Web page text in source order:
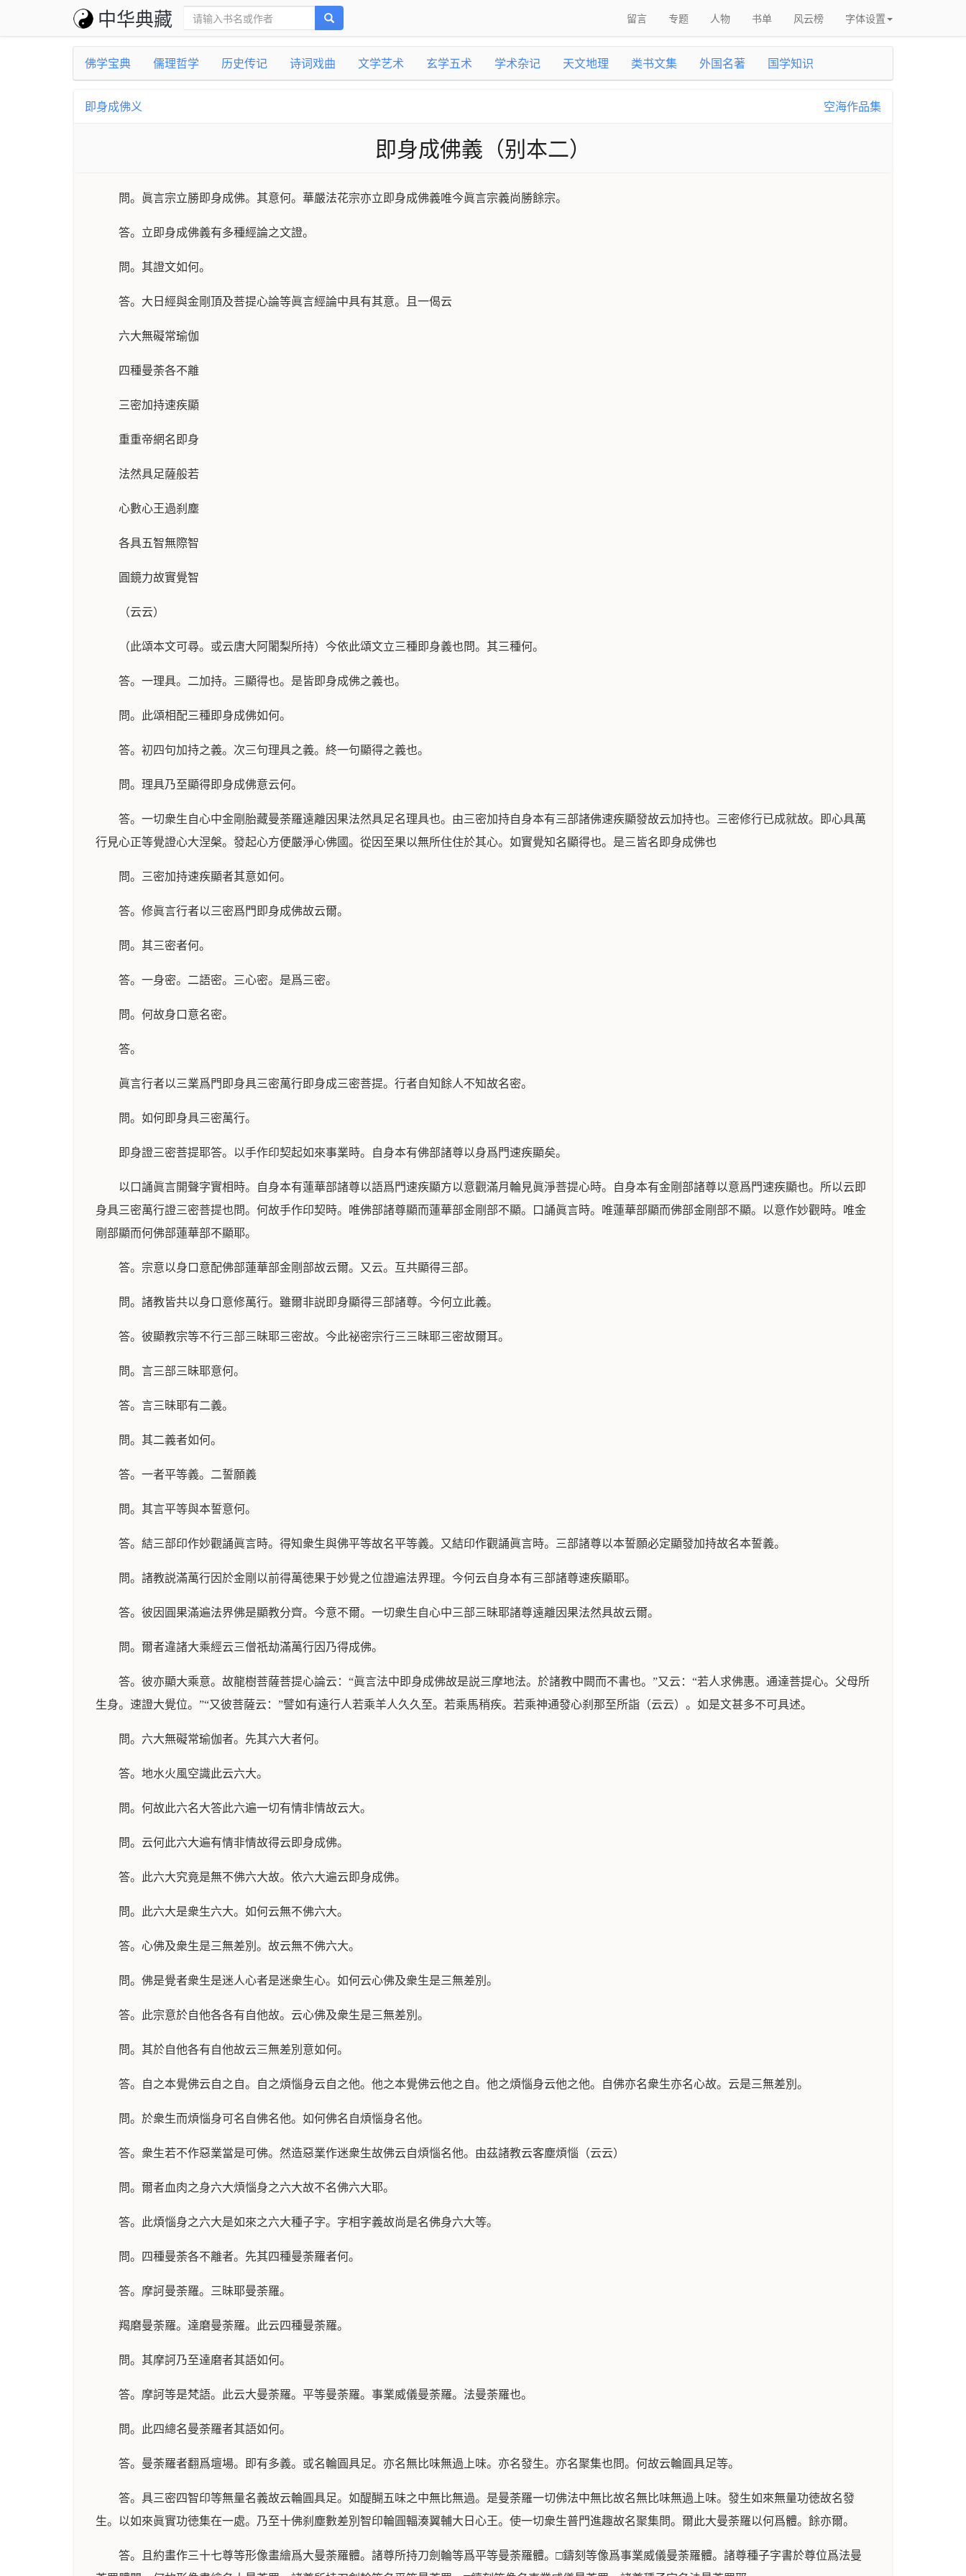
中华典藏 留言 专题 人物 书单 风云榜 字体设置
佛学宝典 儒理哲学 历史传记 诗词戏曲 文学艺术 玄学五术 学术杂记 天文地理 类书文集 外国名著 国学知识
即身成佛义 空海作品集
即身成佛義（别本二）
問。眞言宗立勝即身成佛。其意何。華嚴法花宗亦立即身成佛義唯今眞言宗義尚勝餘宗。
答。立即身成佛義有多種經論之文證。
問。其證文如何。
答。大日經與金剛頂及菩提心論等眞言經論中具有其意。且一偈云
六大無礙常瑜伽
四種曼荼各不離
三密加持速疾顯
重重帝網名即身
法然具足薩般若
心數心王過刹塵
各具五智無際智
圓鏡力故實覺智
（云云）
（此頌本文可尋。或云唐大阿闍梨所持）今依此頌文立三種即身義也問。其三種何。
答。一理具。二加持。三顯得也。是皆即身成佛之義也。
問。此頌相配三種即身成佛如何。
答。初四句加持之義。次三句理具之義。終一句顯得之義也。
問。理具乃至顯得即身成佛意云何。
答。一切衆生自心中金剛胎藏曼荼羅遠離因果法然具足名理具也。由三密加持自身本有三部諸佛速疾顯發故云加持也。三密修行已成就故。即心具萬
行見心正等覺證心大涅槃。發起心方便嚴淨心佛國。從因至果以無所住住於其心。如實覺知名顯得也。是三皆名即身成佛也
問。三密加持速疾顯者其意如何。
答。修眞言行者以三密爲門即身成佛故云爾。
問。其三密者何。
答。一身密。二語密。三心密。是爲三密。
問。何故身口意名密。
答。
眞言行者以三業爲門即身具三密萬行即身成三密菩提。行者自知餘人不知故名密。
問。如何即身具三密萬行。
即身證三密菩提耶答。以手作印契起如來事業時。自身本有佛部諸尊以身爲門速疾顯矣。
以口誦眞言開聲字實相時。自身本有蓮華部諸尊以語爲門速疾顯方以意觀滿月輪見眞淨菩提心時。自身本有金剛部諸尊以意爲門速疾顯也。所以云即
身具三密萬行證三密菩提也問。何故手作印契時。唯佛部諸尊顯而蓮華部金剛部不顯。口誦眞言時。唯蓮華部顯而佛部金剛部不顯。以意作妙觀時。唯金
剛部顯而何佛部蓮華部不顯耶。
答。宗意以身口意配佛部蓮華部金剛部故云爾。又云。互共顯得三部。
問。諸教皆共以身口意修萬行。雖爾非説即身顯得三部諸尊。今何立此義。
答。彼顯教宗等不行三部三昧耶三密故。今此祕密宗行三三昧耶三密故爾耳。
問。言三部三昧耶意何。
答。言三昧耶有二義。
問。其二義者如何。
答。一者平等義。二誓願義
問。其言平等與本誓意何。
答。結三部印作妙觀誦眞言時。得知衆生與佛平等故名平等義。又結印作觀誦眞言時。三部諸尊以本誓願必定顯發加持故名本誓義。
問。諸教説滿萬行因於金剛以前得萬徳果于妙覺之位證遍法界理。今何云自身本有三部諸尊速疾顯耶。
答。彼因圓果滿遍法界佛是顯教分齊。今意不爾。一切衆生自心中三部三昧耶諸尊遠離因果法然具故云爾。
問。爾者違諸大乘經云三僧祇劫滿萬行因乃得成佛。
答。彼亦顯大乘意。故龍樹菩薩菩提心論云：“眞言法中即身成佛故是説三摩地法。於諸教中闕而不書也。”又云：“若人求佛惠。通達菩提心。父母所
生身。速證大覺位。”“又彼菩薩云：”譬如有遠行人若乘羊人久久至。若乘馬稍疾。若乘神通發心刹那至所詣（云云）。如是文甚多不可具述。
問。六大無礙常瑜伽者。先其六大者何。
答。地水火風空識此云六大。
問。何故此六名大答此六遍一切有情非情故云大。
問。云何此六大遍有情非情故得云即身成佛。
答。此六大究竟是無不佛六大故。依六大遍云即身成佛。
問。此六大是衆生六大。如何云無不佛六大。
答。心佛及衆生是三無差別。故云無不佛六大。
問。佛是覺者衆生是迷人心者是迷衆生心。如何云心佛及衆生是三無差別。
答。此宗意於自他各各有自他故。云心佛及衆生是三無差別。
問。其於自他各有自他故云三無差別意如何。
答。自之本覺佛云自之自。自之煩惱身云自之他。他之本覺佛云他之自。他之煩惱身云他之他。自佛亦名衆生亦名心故。云是三無差別。
問。於衆生而煩惱身可名自佛名他。如何佛名自煩惱身名他。
答。衆生若不作惡業當是可佛。然造惡業作迷衆生故佛云自煩惱名他。由茲諸教云客塵煩惱（云云）
問。爾者血肉之身六大煩惱身之六大故不名佛六大耶。
答。此煩惱身之六大是如來之六大種子字。字相字義故尚是名佛身六大等。
問。四種曼荼各不離者。先其四種曼荼羅者何。
答。摩訶曼荼羅。三昧耶曼荼羅。
羯磨曼荼羅。達磨曼荼羅。此云四種曼荼羅。
問。其摩訶乃至達磨者其語如何。
答。摩訶等是梵語。此云大曼荼羅。平等曼荼羅。事業威儀曼荼羅。法曼荼羅也。
問。此四總名曼荼羅者其語如何。
答。曼荼羅者翻爲壇場。即有多義。或名輪圓具足。亦名無比味無過上味。亦名發生。亦名聚集也問。何故云輪圓具足等。
答。具三密四智印等無量名義故云輪圓具足。如醍醐五味之中無比無過。是曼荼羅一切佛法中無比故名無比味無過上味。發生如來無量功徳故名發
生。以如來眞實功徳集在一處。乃至十佛刹塵數差別智印輪圓輻湊翼輔大日心王。使一切衆生普門進趣故名聚集問。爾此大曼荼羅以何爲體。餘亦爾。
答。且約畫作三十七尊等形像畫繪爲大曼荼羅體。諸尊所持刀劍輪等爲平等曼荼羅體。□鑄刻等像爲事業威儀曼荼羅體。諸尊種子字書於尊位爲法曼